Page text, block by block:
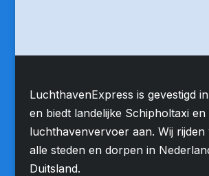
LuchthavenExpress is gevestigd
en biedt landelijke Schipholtaxi en
luchthavenvervoer aan. Wij
alle steden en dorpen in
Duitsland.